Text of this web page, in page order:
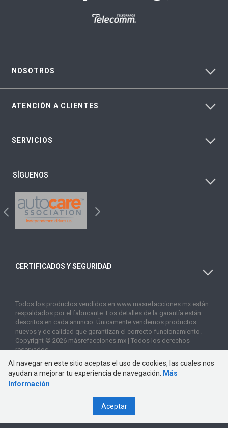
NOSOTROS
ATENCIÓN A CLIENTES
SERVICIOS
SÍGUENOS
CERTIFICADOS Y SEGURIDAD
Todos los productos vendidos en www.masrefacciones.mx están
respaldados por el fabricante. Los detalles de la garantía están
descritos en cada anuncio. Únicamente vendemos productos
nuevos y de calidad que garantizan el correcto funcionamiento.
Copyright © 2026 másrefacciones.mx | Todos los derechos
reservados
Al navegar en este sitio aceptas el uso de cookies, las cuales nos
ayudan a mejorar tu experiencia de navegación.
Más
Información
Aceptar